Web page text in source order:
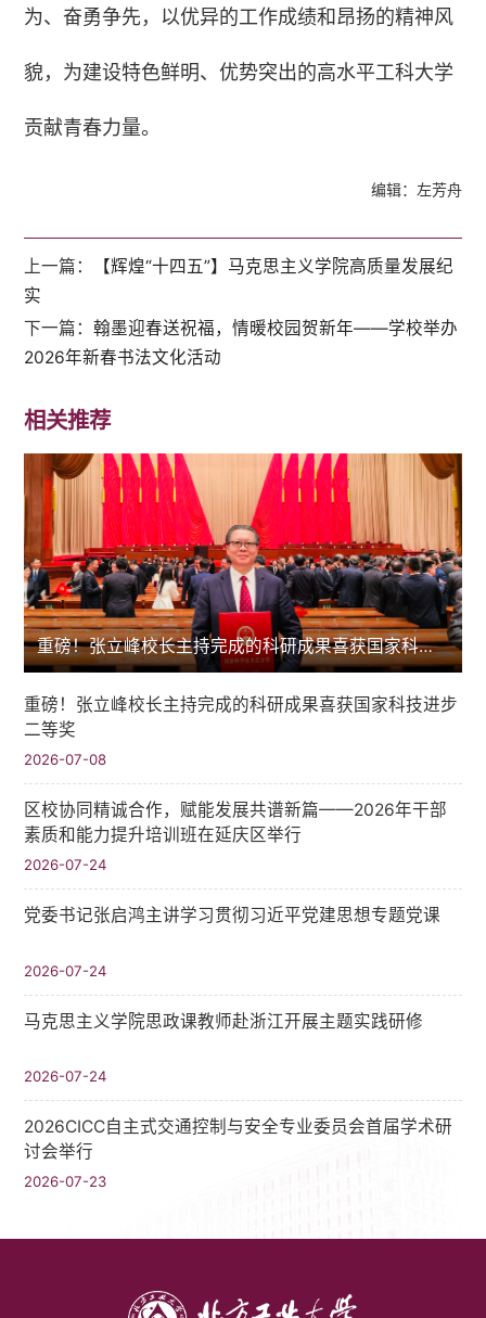
为、奋勇争先，以优异的工作成绩和昂扬的精神风
貌，为建设特色鲜明、优势突出的高水平工科大学
贡献青春力量。
编辑：左芳舟
上一篇：
【辉煌“十四五”】马克思主义学院高质量发展纪
实
下一篇：翰墨迎春送祝福，情暖校园贺新年——学校举办
2026年新春书法文化活动
相关推荐
重磅！张立峰校长主持完成的科研成果喜获国家科技进步二等奖
重磅！张立峰校长主持完成的科研成果喜获国家科技进步
二等奖
2026-07-08
区校协同精诚合作，赋能发展共谱新篇——2026年干部
素质和能力提升培训班在延庆区举行
2026-07-24
党委书记张启鸿主讲学习贯彻习近平党建思想专题党课
2026-07-24
马克思主义学院思政课教师赴浙江开展主题实践研修
2026-07-24
2026CICC自主式交通控制与安全专业委员会首届学术研
讨会举行
2026-07-23